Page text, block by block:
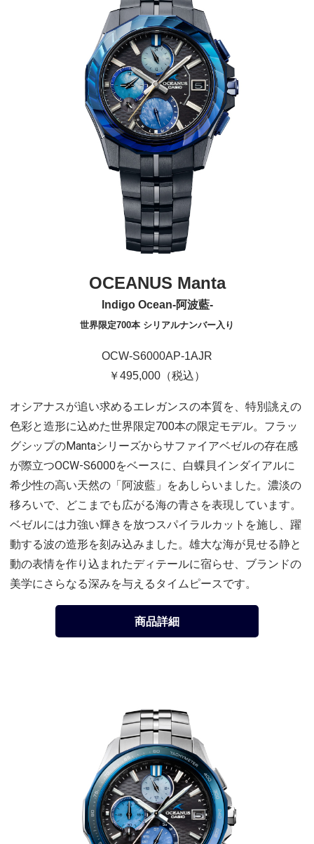
OCEANUS Manta
Indigo Ocean-阿波藍-
世界限定700本 シリアルナンバー入り
OCW-S6000AP-1AJR
￥495,000（税込）
オシアナスが追い求めるエレガンスの本質を、特別誂えの
色彩と造形に込めた世界限定700本の限定モデル。フラッ
グシップのMantaシリーズからサファイアベゼルの存在感
が際立つOCW-S6000をベースに、白蝶貝インダイアルに
希少性の高い天然の「阿波藍」をあしらいました。濃淡の
移ろいで、どこまでも広がる海の青さを表現しています。
ベゼルには力強い輝きを放つスパイラルカットを施し、躍
動する波の造形を刻み込みました。雄大な海が見せる静と
動の表情を作り込まれたディテールに宿らせ、ブランドの
美学にさらなる深みを与えるタイムピースです。
商品詳細